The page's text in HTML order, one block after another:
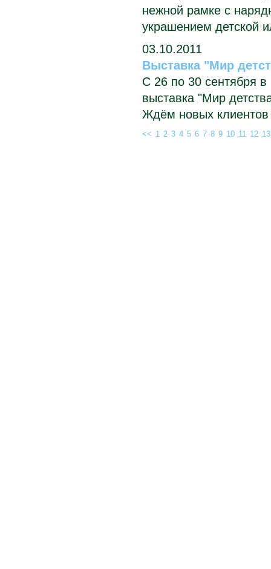
нежной рамке с
украшением детской
03.10.2011
Выставка "Мир
С 26 по 30 сентября
выставка "Мир
Ждём новых
<< 1 2 3 4 5 6 7 8 9 10 11 12 13